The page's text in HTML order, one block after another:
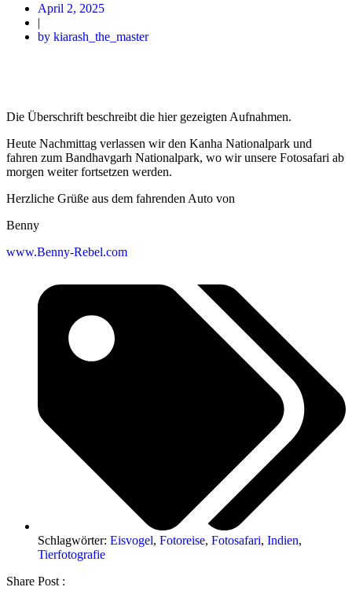
April 2, 2025
|
by kiarash_the_master
Die Überschrift beschreibt die hier gezeigten Aufnahmen.
Heute Nachmittag verlassen wir den Kanha Nationalpark und
fahren zum Bandhavgarh Nationalpark, wo wir unsere Fotosafari ab
morgen weiter fortsetzen werden.
Herzliche Grüße aus dem fahrenden Auto von
Benny
www.Benny-Rebel.com
Schlagwörter: Eisvogel, Fotoreise, Fotosafari, Indien,
Tierfotografie
Share Post :